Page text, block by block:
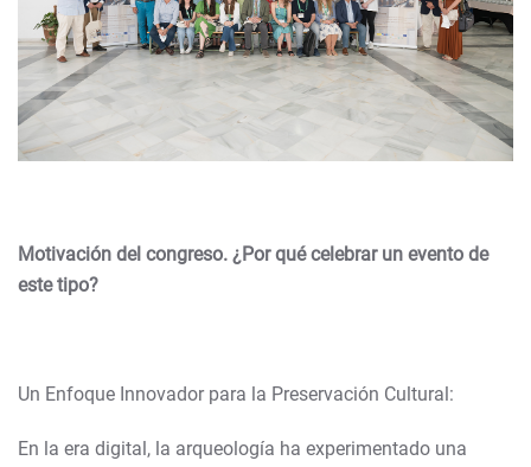
Motivación del congreso. ¿Por qué celebrar un evento de
este tipo?
Un Enfoque Innovador para la Preservación Cultural:
En la era digital, la arqueología ha experimentado una